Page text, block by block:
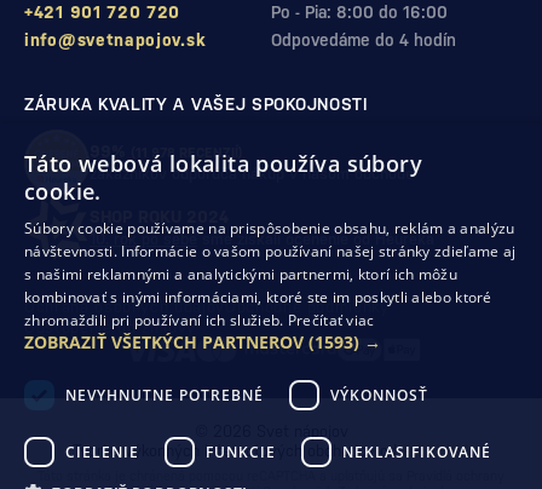
Po - Pia: 8:00 do 16:00
+421 901 720 720
Odpovedáme do 4 hodín
info@svetnapojov.sk
ZÁRUKA KVALITY A VAŠEJ SPOKOJNOSTI
99% (11 978 RECENZIÍ)
zákazníkov odporúča nákup v našom obchode
10. rok po sebesme získali ocenenie od Heureka
Ochrana osobných údajovObchodné podmienky
Odstúpenie od zmluvy
Tvorba výkonných internetových obchodov odRIESENIA
Táto webová lokalita používa súbory
cookie.
Súbory cookie používame na prispôsobenie obsahu, reklám a analýzu
návštevnosti. Informácie o vašom používaní našej stránky zdieľame aj
s našimi reklamnými a analytickými partnermi, ktorí ich môžu
kombinovať s inými informáciami, ktoré ste im poskytli alebo ktoré
zhromaždili pri používaní ich služieb. Prečítať viac
ZOBRAZIŤ VŠETKÝCH PARTNEROV (1593) →
NEVYHNUTNE POTREBNÉ VÝKONNOSŤ
CIELENIE FUNKCIE NEKLASIFIKOVANÉ